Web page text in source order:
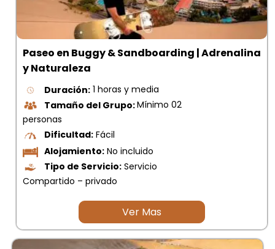
Paseo en Buggy & Sandboarding | Adrenalina
y Naturaleza
Duración: 1 horas y media
Tamaño del Grupo:Mínimo 02
personas
Dificultad: Fácil
Alojamiento: No incluido
Tipo de Servicio: Servicio
Compartido – privado
Ver Mas